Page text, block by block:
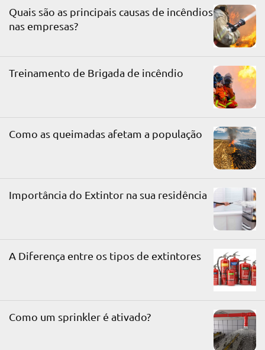
Quais são as principais causas de incêndios
nas empresas?
Treinamento de Brigada de incêndio
Como as queimadas afetam a população
Importância do Extintor na sua residência
A Diferença entre os tipos de extintores
Como um sprinkler é ativado?